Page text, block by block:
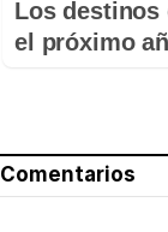
Los destinos
el próximo
Comentarios